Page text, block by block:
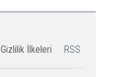
Gizlilik İlkeleri RSS